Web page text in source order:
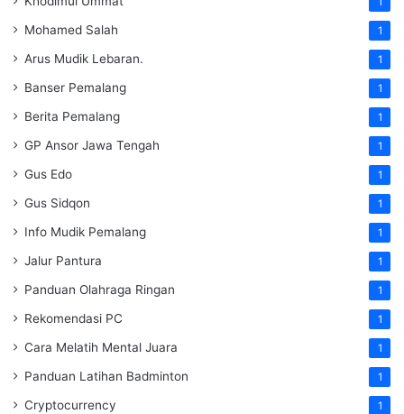
Mohamed Salah 1
Arus Mudik Lebaran. 1
Banser Pemalang 1
Berita Pemalang 1
GP Ansor Jawa Tengah 1
Gus Edo 1
Gus Sidqon 1
Info Mudik Pemalang 1
Jalur Pantura 1
Panduan Olahraga Ringan 1
Rekomendasi PC 1
Cara Melatih Mental Juara 1
Panduan Latihan Badminton 1
Cryptocurrency 1